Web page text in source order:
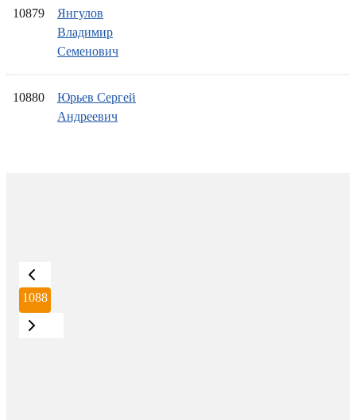
10879
Янгулов
Владимир
Семенович
10880
Юрьев Сергей
Андреевич
1088